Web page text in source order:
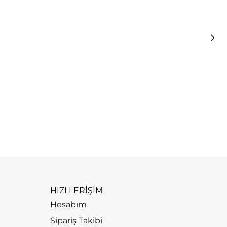
HIZLI ERİŞİM
Hesabım
Sipariş Takibi